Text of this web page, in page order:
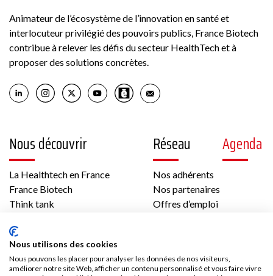
Animateur de l’écosystème de l’innovation en santé et
interlocuteur privilégié des pouvoirs publics, France Biotech
contribue à relever les défis du secteur HealthTech et à
proposer des solutions concrètes.
Nous découvrir
La Healthtech en France
France Biotech
Think tank
Les temps forts de France Biotech
Gouvernance et équipe
Réseau
Nos adhérents
Nos partenaires
Offres d’emploi
Agenda
Contenus Presse
Nous utilisons des cookies
Nous pouvons les placer pour analyser les données de nos visiteurs,
améliorer notre site Web, afficher un contenu personnalisé et vous faire vivre